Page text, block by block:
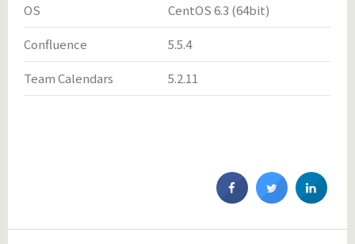
OS CentOS 6.3 (64bit)
Confluence 5.5.4
Team Calendars 5.2.11